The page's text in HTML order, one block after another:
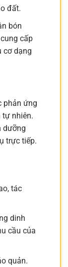
đất.
bón
cấp
cơ dạng
phản ứng
tự nhiên.
dưỡng
trực tiếp.
tác
dinh
cầu của
quản.